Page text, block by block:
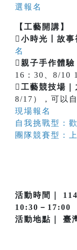
選報名
【工藝開講】
 小時光〡故事
名
 親子手作體
16：30、8/10
 工藝競技場｜
8/17），可以
現場報名
自我挑戰型：
團隊競賽型：
活動時間｜
10:30－17:00
活動地點｜ 臺